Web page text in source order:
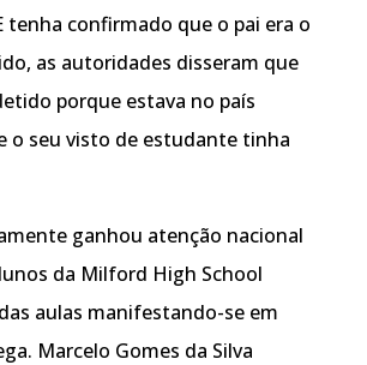
tenha confirmado que o pai era o
as autoridades disseram que
porque estava no país
o seu visto de estudante tinha
ganhou atenção nacional
da Milford High School
aulas manifestando-se em
Marcelo Gomes da Silva